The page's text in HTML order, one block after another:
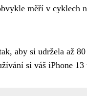
měří v cyklech
aby si udržela až
si váš iPhone